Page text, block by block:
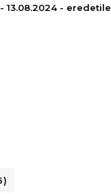
13.08.2024 -